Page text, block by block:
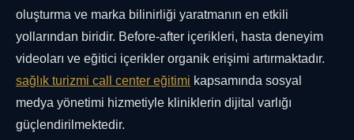
oluşturma ve marka bilinirliği yaratmanın en etkili
yollarından biridir. Before-after içerikleri, hasta deneyim
videoları ve eğitici içerikler organik erişimi artırmaktadır.
sağlık turizmi call center eğitimi kapsamında sosyal
medya yönetimi hizmetiyle kliniklerin dijital varlığı
güçlendirilmektedir.